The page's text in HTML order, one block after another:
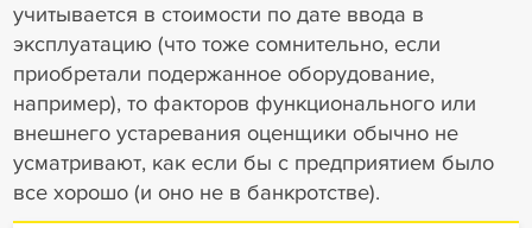
учитывается в стоимости по дате ввода в
эксплуатацию (что тоже сомнительно, если
приобретали подержанное оборудование,
например), то факторов функционального или
внешнего устаревания оценщики обычно не
усматривают, как если бы с предприятием было
все хорошо (и оно не в банкротстве).